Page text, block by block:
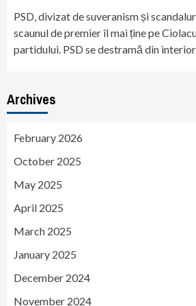
PSD, divizat de suveranism și
scaunul de premier îl mai ține pe
partidului. PSD se destramă din interior.
Archives
February 2026
October 2025
May 2025
April 2025
March 2025
January 2025
December 2024
November 2024